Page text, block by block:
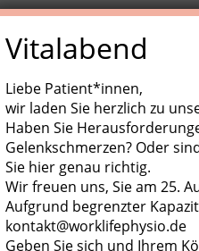
(KGG)/Medizinische
Trainingsgeräte,
Vitalabend
Liebe Patient*innen,
wir laden Sie herzlich zu
Haben Sie
Gelenkschmerzen? Oder
Sie hier genau richtig.
Wir freuen uns, Sie am 25.
Aufgrund begrenzter
kontakt@worklifephysio.de
Geben Sie sich und Ihrem